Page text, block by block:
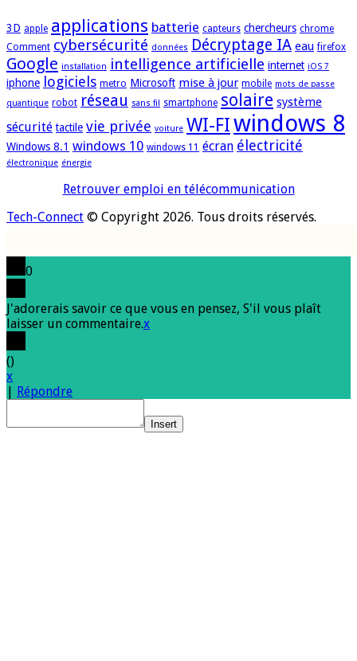
3D apple applications batterie capteurs chercheurs chrome
Comment cybersécurité données Décryptage IA eau firefox
Google installation intelligence artificielle internet iOS 7
iphone logiciels metro Microsoft mise à jour mobile mots de passe
quantique robot réseau sans fil smartphone solaire système
sécurité tactile vie privée voiture WI-FIwindows 8
Windows 8.1 windows 10 windows 11 écran électricité
électronique énergie
Retrouver emploi en télécommunication
Tech-Connect © Copyright 2026. Tous droits réservés.
0
J'adorerais savoir ce que vous en pensez, S'il vous plaît
laisser un commentaire.x
()
x
| Répondre
Insert